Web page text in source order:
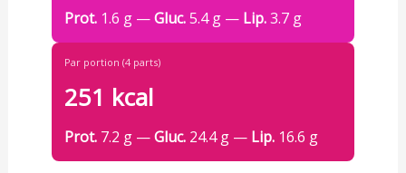
Prot.1.6 g —Gluc.5.4 g — Lip.3.7 g
Par portion (4 parts)
251 kcal
Prot.7.2 g —Gluc.24.4 g — Lip.16.6 g